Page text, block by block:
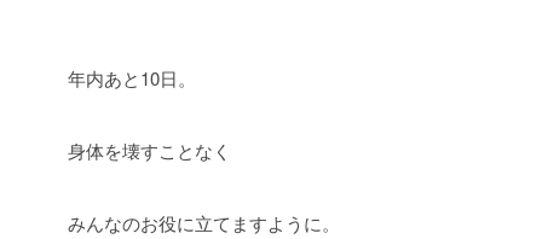
年内あと10日。
身体を壊すことなく
みんなのお役に立てますように。